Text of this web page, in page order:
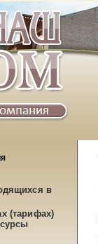
в
(тарифах)